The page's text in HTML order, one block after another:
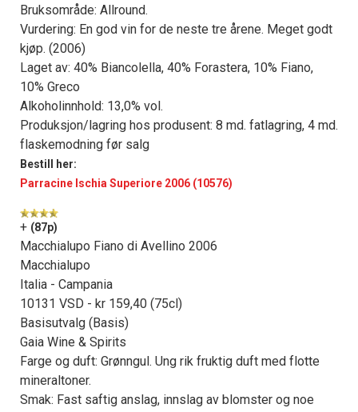
Bruksområde: Allround.
Vurdering: En god vin for de neste tre årene. Meget godt
kjøp. (2006)
Laget av: 40% Biancolella, 40% Forastera, 10% Fiano,
10% Greco
Alkoholinnhold: 13,0% vol.
Produksjon/lagring hos produsent: 8 md. fatlagring, 4 md.
flaskemodning før salg
Bestill her:
Parracine Ischia Superiore 2006 (10576)
+ (87p)
Macchialupo Fiano di Avellino 2006
Macchialupo
Italia - Campania
10131 VSD - kr 159,40 (75cl)
Basisutvalg (Basis)
Gaia Wine & Spirits
Farge og duft: Grønngul. Ung rik fruktig duft med flotte
mineraltoner.
Smak: Fast saftig anslag, innslag av blomster og noe